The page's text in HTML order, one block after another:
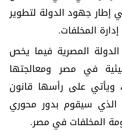
إطار جهود الدولة لتطوير
المخلفات.
المصرية فيما يخص
في مصر ومعالجتها
ويأتي على رأسها قانون
الذي سيقوم بدور محوري
المخلفات في مصر.